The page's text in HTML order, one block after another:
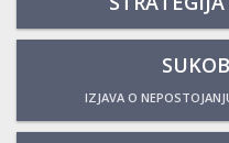
IZJAVA O